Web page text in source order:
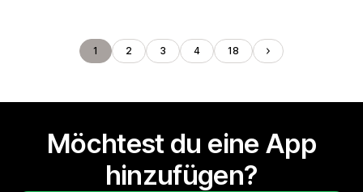
1 2 3 4 18
Möchtest du eine App
hinzufügen?